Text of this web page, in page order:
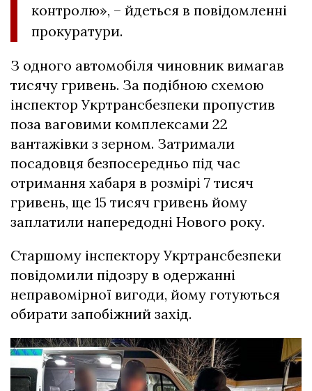
контролю», – йдеться в повідомленні
прокуратури.
З одного автомобіля чиновник вимагав
тисячу гривень. За подібною схемою
інспектор Укртрансбезпеки пропустив
поза ваговими комплексами 22
вантажівки з зерном. Затримали
посадовця безпосередньо під час
отримання хабаря в розмірі 7 тисяч
гривень, ще 15 тисяч гривень йому
заплатили напередодні Нового року.
Старшому інспектору Укртрансбезпеки
повідомили підозру в одержанні
неправомірної вигоди, йому готуються
обирати запобіжний захід.